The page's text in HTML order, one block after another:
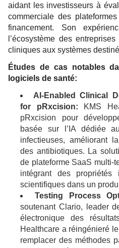
aidant les investisseurs à
commerciale des
financement. Son
l’écosystème des
cliniques aux systèmes
Études de cas notables
logiciels de santé:
AI-Enabled Clinical
for pRxcision: KMS
pRxcision pour
basée sur l’IA dédiée
infectieuses, améliorant
des antibiotiques. La
de plateforme SaaS multi-
intégrant des propriétés
scientifiques dans un
Testing Process
soutenant Clario, leader
électronique des
Healthcare a réingénieré
remplacer des méthodes